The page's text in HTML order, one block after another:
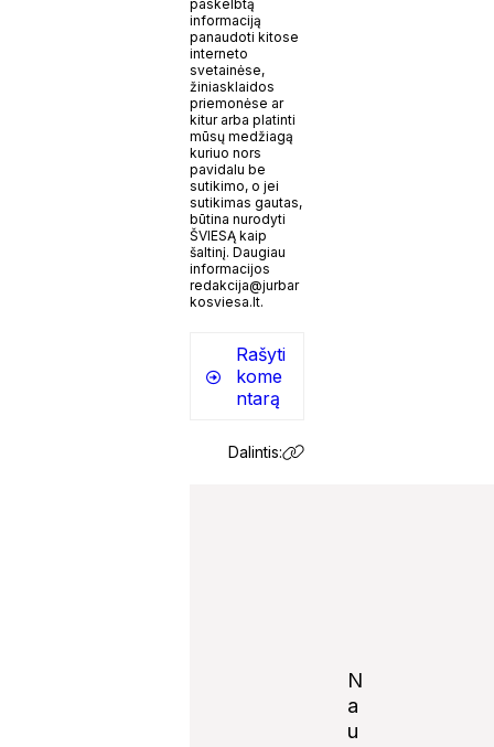
paskelbtą
informaciją
panaudoti kitose
interneto
svetainėse,
žiniasklaidos
priemonėse ar
kitur arba platinti
mūsų medžiagą
kuriuo nors
pavidalu be
sutikimo, o jei
sutikimas gautas,
būtina nurodyti
ŠVIESĄ kaip
šaltinį. Daugiau
informacijos
redakcija@jurbar
kosviesa.lt.
Rašyti
kome
ntarą
Dalintis:
N
a
u